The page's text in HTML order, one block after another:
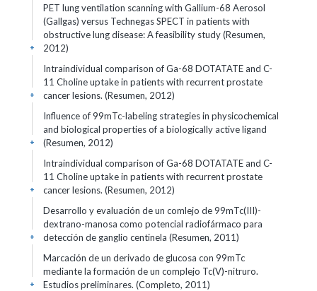
PET lung ventilation scanning with Gallium-68 Aerosol
(Gallgas) versus Technegas SPECT in patients with
obstructive lung disease: A feasibility study (Resumen,
2012)
+
Intraindividual comparison of Ga-68 DOTATATE and C-
11 Choline uptake in patients with recurrent prostate
cancer lesions. (Resumen, 2012)
+
Influence of 99mTc-labeling strategies in physicochemical
and biological properties of a biologically active ligand
(Resumen, 2012)
+
Intraindividual comparison of Ga-68 DOTATATE and C-
11 Choline uptake in patients with recurrent prostate
cancer lesions. (Resumen, 2012)
+
Desarrollo y evaluación de un comlejo de 99mTc(III)-
dextrano-manosa como potencial radiofármaco para
detección de ganglio centinela (Resumen, 2011)
+
Marcación de un derivado de glucosa con 99mTc
mediante la formación de un complejo Tc(V)-nitruro.
Estudios preliminares. (Completo, 2011)
+